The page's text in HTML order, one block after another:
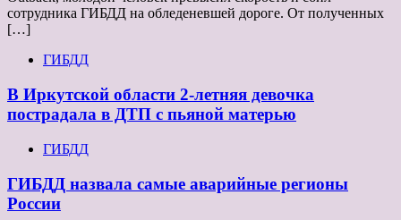
сотрудника ГИБДД на обледеневшей дороге. От полученных
[…]
ГИБДД
В Иркутской области 2-летняя девочка
пострадала в ДТП с пьяной матерью
ГИБДД
ГИБДД назвала самые аварийные регионы
России